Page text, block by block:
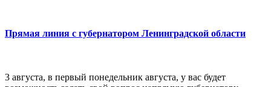
Прямая линия с губернатором Ленинградской области
3 августа, в первый понедельник августа, у вас будет